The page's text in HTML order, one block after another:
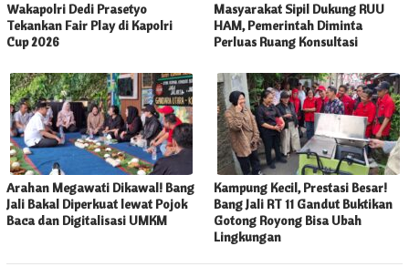
Wakapolri Dedi Prasetyo
Tekankan Fair Play di Kapolri
Cup 2026
Masyarakat Sipil Dukung RUU
HAM, Pemerintah Diminta
Perluas Ruang Konsultasi
Arahan Megawati Dikawal! Bang
Jali Bakal Diperkuat lewat Pojok
Baca dan Digitalisasi UMKM
Kampung Kecil, Prestasi Besar!
Bang Jali RT 11 Gandut Buktikan
Gotong Royong Bisa Ubah
Lingkungan